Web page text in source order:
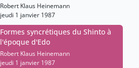
Robert Klaus Heinemann
jeudi 1 janvier 1987
Formes syncrétiques du Shinto à
l'époque d'Edo
Robert Klaus Heinemann
jeudi 1 janvier 1987